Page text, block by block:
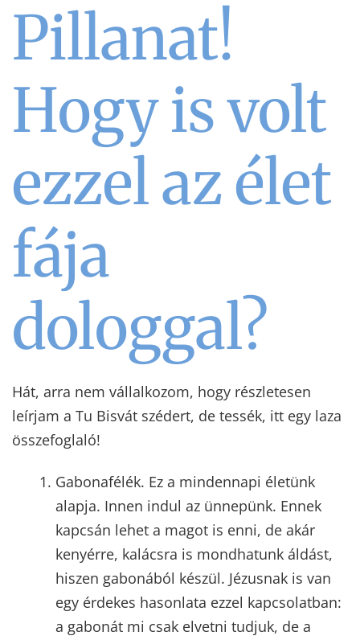
Pillanat!
Hogy is volt
ezzel az élet
fája
dologgal?
Hát, arra nem vállalkozom, hogy részletesen
leírjam a Tu Bisvát szédert, de tessék, itt egy laza
összefoglaló!
Gabonafélék. Ez a mindennapi életünk
alapja. Innen indul az ünnepünk. Ennek
kapcsán lehet a magot is enni, de akár
kenyérre, kalácsra is mondhatunk áldást,
hiszen gabonából készül. Jézusnak is van
egy érdekes hasonlata ezzel kapcsolatban:
a gabonát mi csak elvetni tudjuk, de a